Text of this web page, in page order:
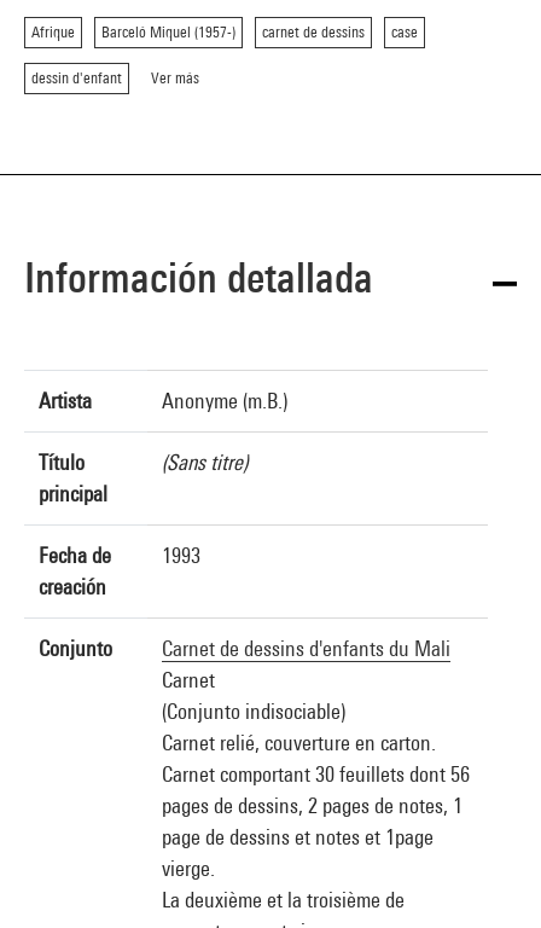
Afrique Barceló Miquel (1957-) carnet de dessins case
dessin d'enfant Ver más
Información detallada
Artista Anonyme (m.B.)
Título
principal
(Sans titre)
Fecha de
creación
1993
Conjunto
Carnet de dessins d'enfants du Mali
Carnet
(Conjunto indisociable)
Carnet relié, couverture en carton.
Carnet comportant 30 feuillets dont 56
pages de dessins, 2 pages de notes, 1
page de dessins et notes et 1page
vierge.
La deuxième et la troisième de